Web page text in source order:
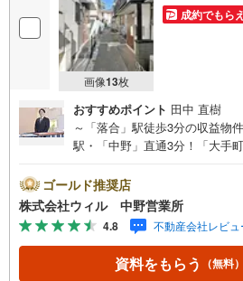
画像13枚
成約でもら
おすすめポイント 田中 直樹
～「落合」駅徒歩3分の収益物
駅・「中野」直通3分！「大手
料:105,000円・年間想定賃料
1％---東証上場のウィルで安心
り！住宅ローンもお任せ下さい
専門部署が、あなたの住宅ロー
ム・リノベも併せて相談可能
着いてお話ができるよう、キ
ゴールド推奨店
株式会社ウィル 中野営業所
4.8 不動産会社レビ
資料をもらう （無料）